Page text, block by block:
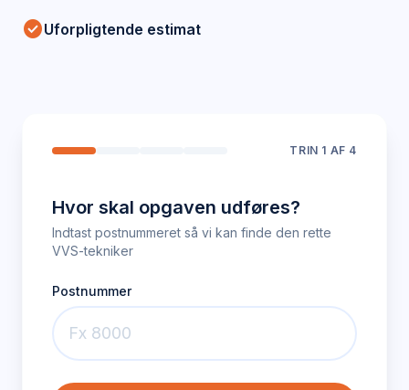
check_circleUforpligtende estimat
TRIN 1 AF 4
Hvor skal opgaven udføres?
Indtast postnummeret så vi kan finde den rette
VVS-tekniker
Postnummer